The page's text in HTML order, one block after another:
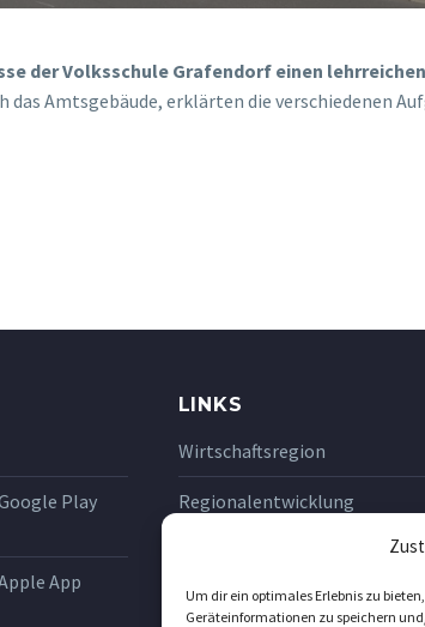
Um dir ein optimales Erlebnis zu
Geräteinformationen zu speichern
der Volksschule Grafendorf einen
Amtsgebäude, erklärten die verschiedenen
Play
App
LINKS
Wirtschaftsregion
Regionalentwicklung